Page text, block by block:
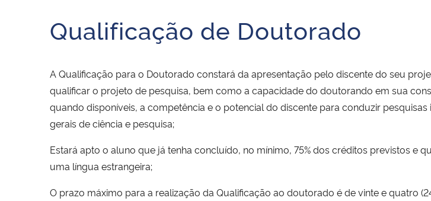
Secretaria de Governo
Gabinete de Segurança
Advocacia-Geral da União
Início do conteúdo
Qualificação de Doutorado
A Qualificação para o Doutorado constará da apresentação pelo discente do seu
qualificar o projeto de pesquisa, bem como a capacidade do doutorando em sua
quando disponíveis, a competência e o potencial do discente para conduzir
gerais de ciência e pesquisa;
Estará apto o aluno que já tenha concluído, no mínimo, 75% dos créditos previstos e
uma língua estrangeira;
O prazo máximo para a realização da Qualificação ao doutorado é de vinte e quatro